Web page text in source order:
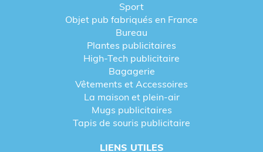
Sport
Objet pub fabriqués en France
Bureau
Plantes publicitaires
High-Tech publicitaire
Bagagerie
Vêtements et Accessoires
La maison et plein-air
Mugs publicitaires
Tapis de souris publicitaire
LIENS UTILES